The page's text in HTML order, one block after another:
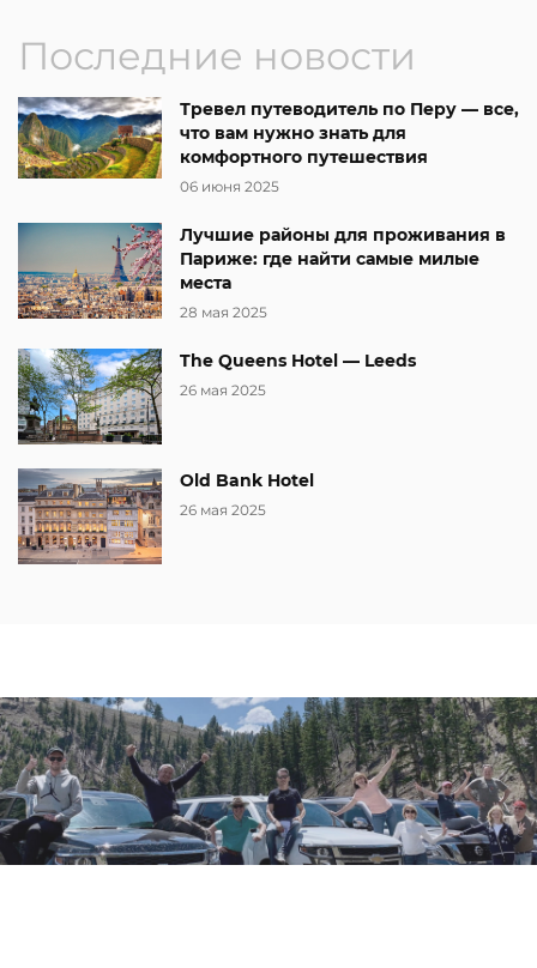
Последние новости
Тревел путеводитель по Перу — все,
что вам нужно знать для
комфортного путешествия
06 июня 2025
Лучшие районы для проживания в
Париже: где найти самые милые
места
28 мая 2025
The Queens Hotel — Leeds
26 мая 2025
Old Bank Hotel
26 мая 2025